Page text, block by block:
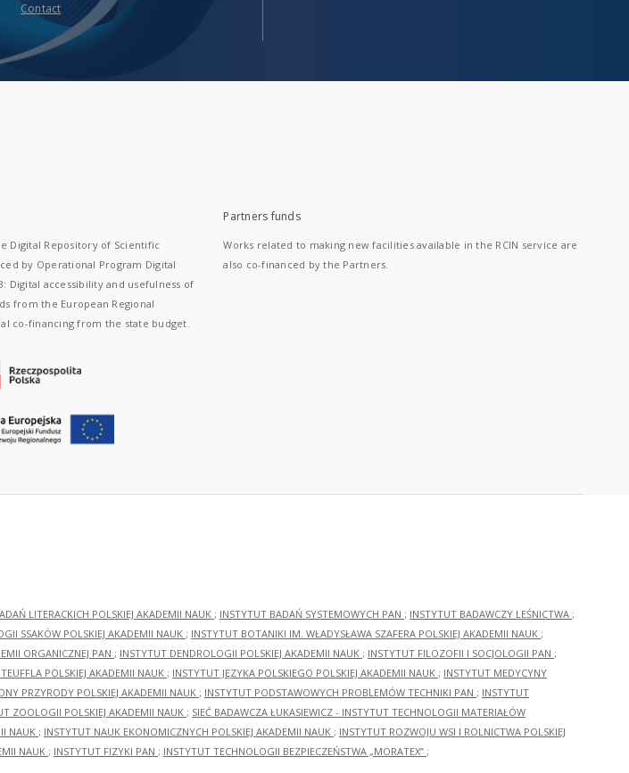
Contact
Digital Repository of Scientific
by Operational Program Digital
Digital accessibility and usefulness of
from the European Regional
co-financing from the state budget.
Partners funds
Works related to making new facilities available in the RCIN service are
also co-financed by the Partners.
LITERACKICH POLSKIEJ AKADEMII NAUK ; INSTYTUT BADAŃ SYSTEMOWYCH PAN ; INSTYTUT BADAWCZY LEŚNICTWA ;
SSAKÓW POLSKIEJ AKADEMII NAUK ; INSTYTUT BOTANIKI IM. WŁADYSŁAWA SZAFERA POLSKIEJ AKADEMII NAUK ;
ORGANICZNEJ PAN ; INSTYTUT DENDROLOGII POLSKIEJ AKADEMII NAUK ; INSTYTUT FILOZOFII I SOCJOLOGII PAN ;
POLSKIEJ AKADEMII NAUK ; INSTYTUT JĘZYKA POLSKIEGO POLSKIEJ AKADEMII NAUK ; INSTYTUT MEDYCYNY
PRZYRODY POLSKIEJ AKADEMII NAUK ; INSTYTUT PODSTAWOWYCH PROBLEMÓW TECHNIKI PAN ; INSTYTUT
ZOOLOGII POLSKIEJ AKADEMII NAUK ; SIEĆ BADAWCZA ŁUKASIEWICZ - INSTYTUT TECHNOLOGII MATERIAŁÓW
NAUK ; INSTYTUT NAUK EKONOMICZNYCH POLSKIEJ AKADEMII NAUK ; INSTYTUT ROZWOJU WSI I ROLNICTWA POLSKIEJ
NAUK ; INSTYTUT FIZYKI PAN ; INSTYTUT TECHNOLOGII BEZPIECZEŃSTWA „MORATEX” ;